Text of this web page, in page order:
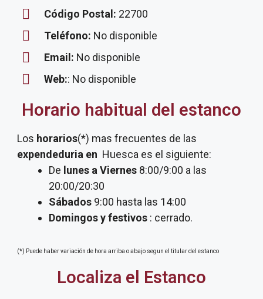
Código Postal: 22700
Teléfono: No disponible
Email: No disponible
Web:: No disponible
Horario habitual del estanco
Los horarios(*) mas frecuentes de las
expendeduria en Huesca es el siguiente:
De lunes a Viernes 8:00/9:00 a las
20:00/20:30
Sábados 9:00 hasta las 14:00
Domingos y festivos : cerrado.
(*) Puede haber variación de hora arriba o abajo segun el titular del estanco
Localiza el Estanco